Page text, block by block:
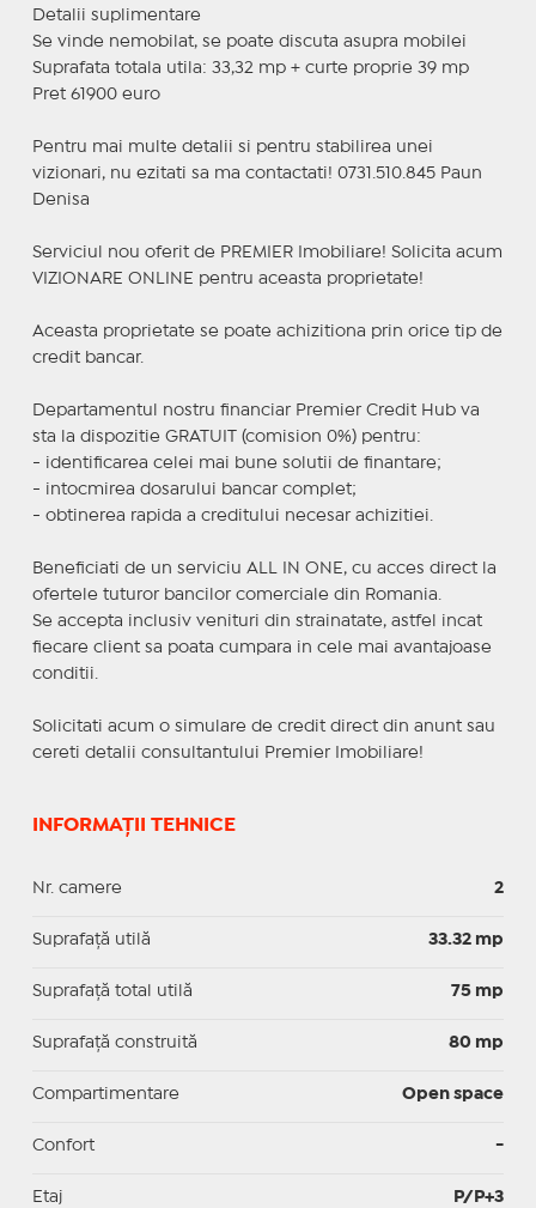
Detalii suplimentare
Se vinde nemobilat, se poate discuta asupra mobilei
Suprafata totala utila: 33,32 mp + curte proprie 39 mp
Pret 61900 euro
Pentru mai multe detalii si pentru stabilirea unei
vizionari, nu ezitati sa ma contactati! 0731.510.845 Paun
Denisa
Serviciul nou oferit de PREMIER Imobiliare! Solicita acum
VIZIONARE ONLINE pentru aceasta proprietate!
Aceasta proprietate se poate achizitiona prin orice tip de
credit bancar.
Departamentul nostru financiar Premier Credit Hub va
sta la dispozitie GRATUIT (comision 0%) pentru:
- identificarea celei mai bune solutii de finantare;
- intocmirea dosarului bancar complet;
- obtinerea rapida a creditului necesar achizitiei.
Beneficiati de un serviciu ALL IN ONE, cu acces direct la
ofertele tuturor bancilor comerciale din Romania.
Se accepta inclusiv venituri din strainatate, astfel incat
fiecare client sa poata cumpara in cele mai avantajoase
conditii.
Solicitati acum o simulare de credit direct din anunt sau
cereti detalii consultantului Premier Imobiliare!
INFORMAȚII TEHNICE
Nr. camere 2
Suprafaţă utilă 33.32 mp
Suprafaţă total utilă 75 mp
Suprafaţă construită 80 mp
Compartimentare Open space
Confort -
Etaj P/P+3